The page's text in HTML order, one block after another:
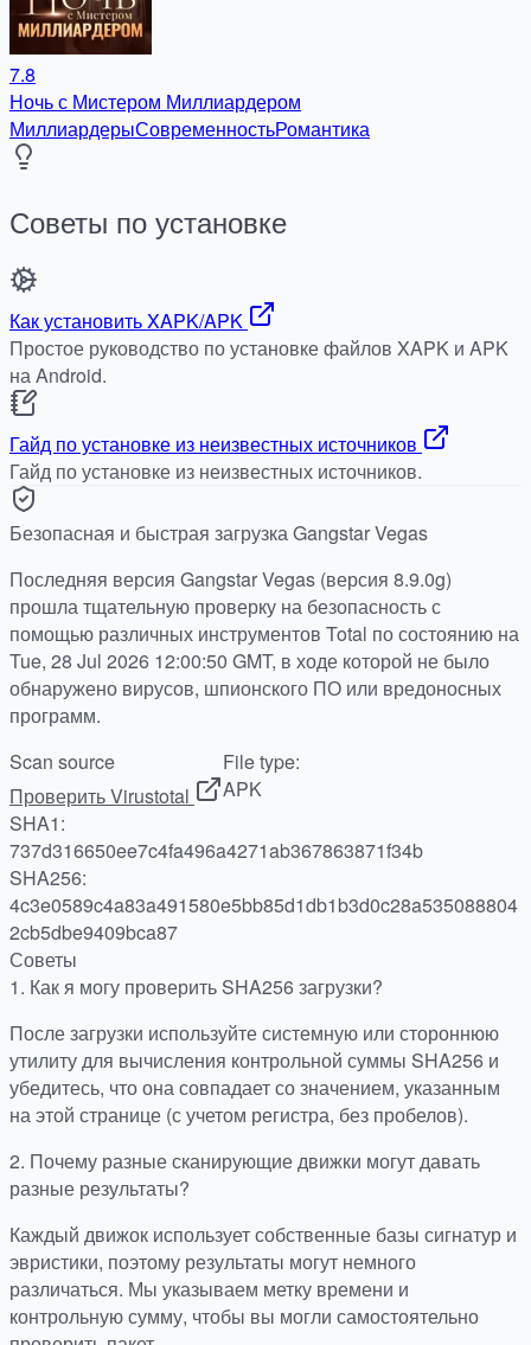
7.8
Ночь с Мистером Миллиардером
МиллиардерыСовременностьРомантика
Советы по установке
Как установить XAPK/APK
Простое руководство по установке файлов XAPK и APK
на Android.
Гайд по установке из неизвестных источников
Гайд по установке из неизвестных источников.
Безопасная и быстрая загрузка Gangstar Vegas
Последняя версия Gangstar Vegas (версия 8.9.0g)
прошла тщательную проверку на безопасность с
помощью различных инструментов Total по состоянию на
Tue, 28 Jul 2026 12:00:50 GMT, в ходе которой не было
обнаружено вирусов, шпионского ПО или вредоносных
программ.
Scan source
Проверить Virustotal
File type:
APK
SHA1:
737d316650ee7c4fa496a4271ab367863871f34b
SHA256:
4c3e0589c4a83a491580e5bb85d1db1b3d0c28a535088804
2cb5dbe9409bca87
Советы
1. Как я могу проверить SHA256 загрузки?
После загрузки используйте системную или стороннюю
утилиту для вычисления контрольной суммы SHA256 и
убедитесь, что она совпадает со значением, указанным
на этой странице (с учетом регистра, без пробелов).
2. Почему разные сканирующие движки могут давать
разные результаты?
Каждый движок использует собственные базы сигнатур и
эвристики, поэтому результаты могут немного
различаться. Мы указываем метку времени и
контрольную сумму, чтобы вы могли самостоятельно